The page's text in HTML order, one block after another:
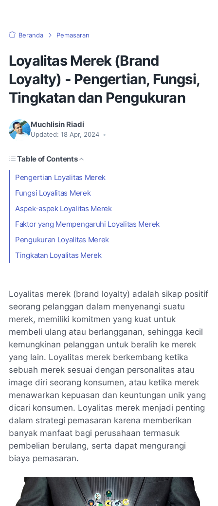
Beranda Pemasaran
Loyalitas Merek (Brand
Loyalty) - Pengertian, Fungsi,
Tingkatan dan Pengukuran
Muchlisin Riadi
Updated: 18 Apr, 2024 •
Table of Contents
Pengertian Loyalitas Merek
Fungsi Loyalitas Merek
Aspek-aspek Loyalitas Merek
Faktor yang Mempengaruhi Loyalitas Merek
Pengukuran Loyalitas Merek
Tingkatan Loyalitas Merek
Loyalitas merek (brand loyalty) adalah sikap positif
seorang pelanggan dalam menyenangi suatu
merek, memiliki komitmen yang kuat untuk
membeli ulang atau berlangganan, sehingga kecil
kemungkinan pelanggan untuk beralih ke merek
yang lain. Loyalitas merek berkembang ketika
sebuah merek sesuai dengan personalitas atau
image diri seorang konsumen, atau ketika merek
menawarkan kepuasan dan keuntungan unik yang
dicari konsumen. Loyalitas merek menjadi penting
dalam strategi pemasaran karena memberikan
banyak manfaat bagi perusahaan termasuk
pembelian berulang, serta dapat mengurangi
biaya pemasaran.